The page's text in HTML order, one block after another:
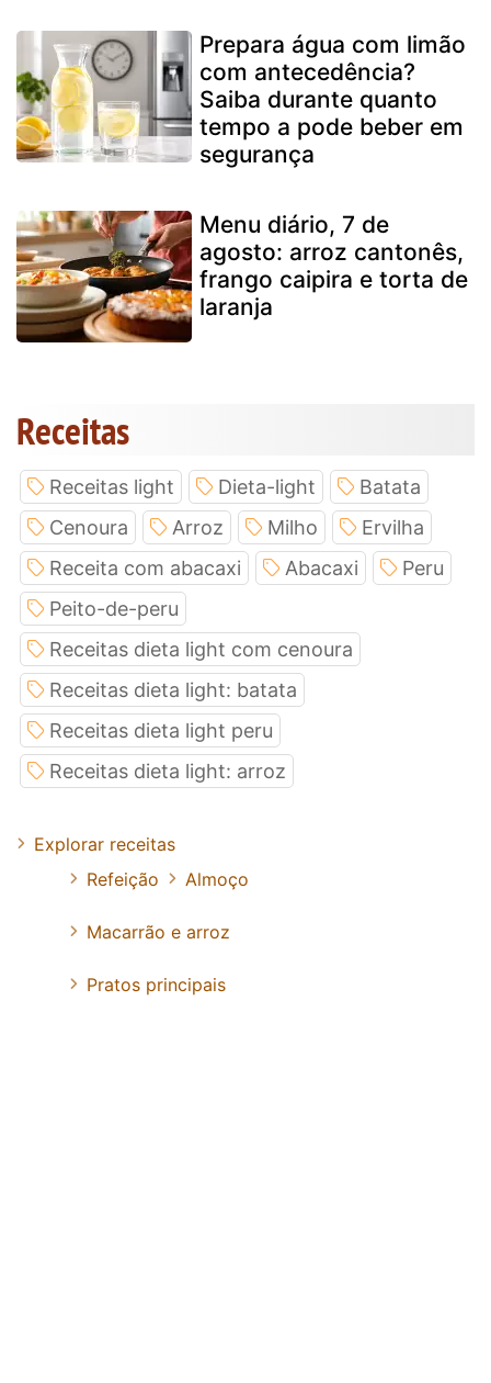
Prepara água com limão
com antecedência?
Saiba durante quanto
tempo a pode beber em
segurança
Menu diário, 7 de
agosto: arroz cantonês,
frango caipira e torta de
laranja
Receitas
Receitas light Dieta-light
Batata
Cenoura
Arroz Milho
Ervilha
Receita com abacaxi
Abacaxi
Peru
Peito-de-peru
Receitas dieta light com cenoura
Receitas dieta light: batata
Receitas dieta light peru
Receitas dieta light: arroz
Explorar receitas
Refeição
Almoço
Macarrão e arroz
Pratos principais